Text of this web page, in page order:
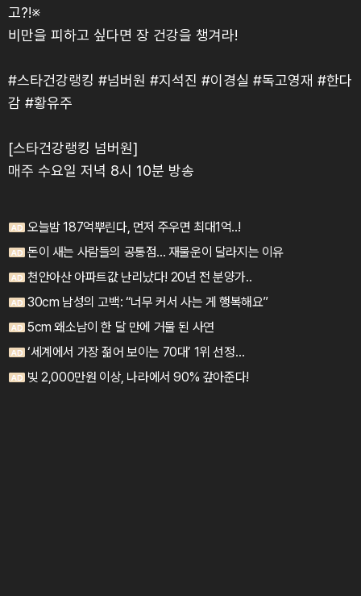
고?!※
비만을 피하고 싶다면 장 건강을 챙겨라!
#스타건강랭킹 #넘버원 #지석진 #이경실 #독고영재 #한다
감 #황유주
[스타건강랭킹 넘버원]
매주 수요일 저녁 8시 10분 방송